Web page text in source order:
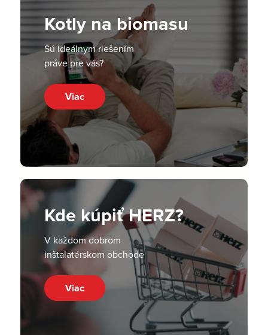
Kotly na biomasu
Sú ideálnym riešením
práve pre vás?
Viac
Kde kúpiť HERZ?
V každom dobrom
inštalatérskom obchode
Viac